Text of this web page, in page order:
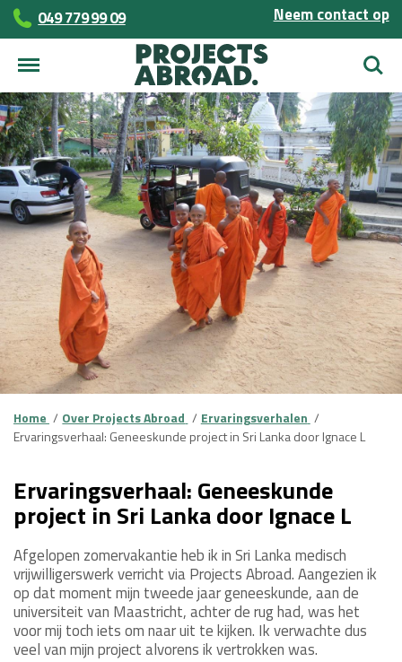
049 779 99 09 Neem contact op
Zoek
Home Over Projects Abroad
Ervaringsverhalen
Ervaringsverhaal: Geneeskunde project in Sri Lanka door Ignace L
Ervaringsverhaal: Geneeskunde
project in Sri Lanka door Ignace L
Afgelopen zomervakantie heb ik in Sri Lanka medisch
vrijwilligerswerk verricht via Projects Abroad. Aangezien ik
op dat moment mijn tweede jaar geneeskunde, aan de
universiteit van Maastricht, achter de rug had, was het
voor mij toch iets om naar uit te kijken. Ik verwachte dus
veel van mijn project alvorens ik vertrokken was.